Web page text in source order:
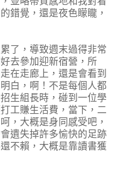
錯覺，還是夜色矇矓，
了，導致週末過得非常
去參加迎新宿營，所
在走廊上，還是會看到
白，啊！不是每個人都
生組長時，碰到一位學
工賺生活費，當下，二
，大概是身同感受吧，
遺失掉許多愉快的足跡
不賴，大概是靠讀書獲